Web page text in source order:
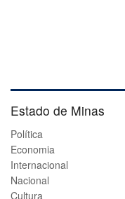
Estado de Minas
Política
Economia
Internacional
Nacional
Cultura